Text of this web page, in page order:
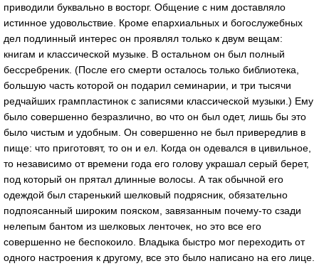
приводили буквально в восторг. Общение с ним доставляло
истинное удовольствие. Кроме епархиальных и богослужебных
дел подлинный интерес он проявлял только к двум вещам:
книгам и классической музыке. В остальном он был полный
бессребреник. (После его смерти осталось только библиотека,
большую часть которой он подарил семинарии, и три тысячи
редчайших грампластинок с записями классической музыки.) Ему
было совершенно безразлично, во что он был одет, лишь бы это
было чистым и удобным. Он совершенно не был привередлив в
пище: что приготовят, то он и ел. Когда он одевался в цивильное,
то независимо от времени года его голову украшал серый берет,
под который он прятал длинные волосы. А так обычной его
одеждой был старенький шелковый подрясник, обязательно
подпоясанный широким пояском, завязанным почему-то сзади
нелепым бантом из шелковых ленточек, но это все его
совершенно не беспокоило. Владыка быстро мог переходить от
одного настроения к другому, все это было написано на его лице.